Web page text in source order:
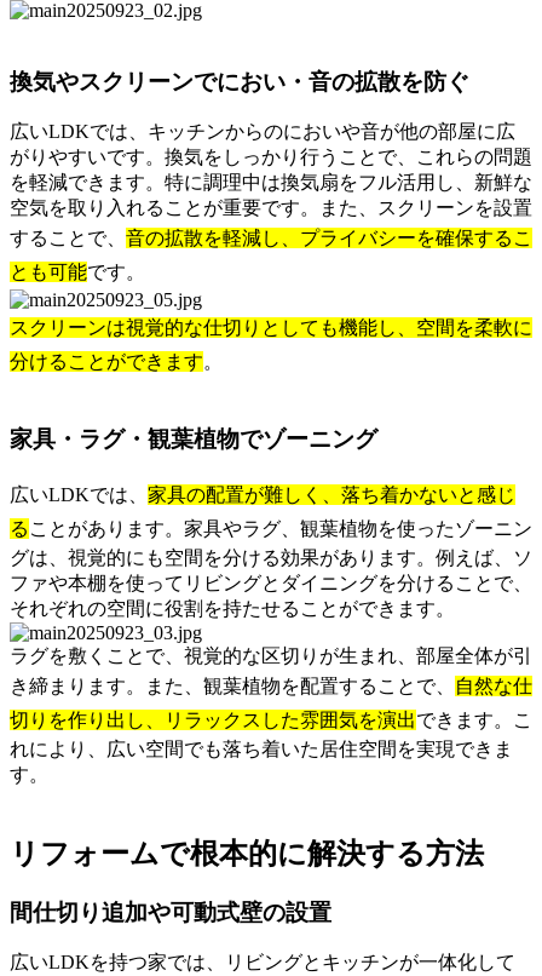
換気やスクリーンでにおい・音の拡散を防ぐ
広いLDKでは、キッチンからのにおいや音が他の部屋に広
がりやすいです。換気をしっかり行うことで、これらの問題
を軽減できます。特に調理中は換気扇をフル活用し、新鮮な
空気を取り入れることが重要です。また、スクリーンを設置
することで、 音の拡散を軽減し、プライバシーを確保するこ
とも可能です。
スクリーンは視覚的な仕切りとしても機能し、空間を柔軟に
分けることができます。
家具・ラグ・観葉植物でゾーニング
広いLDKでは、 家具の配置が難しく、落ち着かないと感じ
る ことがあります。家具やラグ、観葉植物を使ったゾーニン
グは、視覚的にも空間を分ける効果があります。例えば、ソ
ファや本棚を使ってリビングとダイニングを分けることで、
それぞれの空間に役割を持たせることができます。
ラグを敷くことで、視覚的な区切りが生まれ、部屋全体が引
き締まります。また、観葉植物を配置することで、
自然な仕
切りを作り出し、リラックスした雰囲気を演出できます。こ
れにより、広い空間でも落ち着いた居住空間を実現できま
す。
リフォームで根本的に解決する方法
間仕切り追加や可動式壁の設置
広いLDKを持つ家では、リビングとキッチンが一体化して